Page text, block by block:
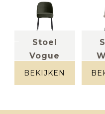
Stoel
Vogue
donker
groen
BEKIJKEN